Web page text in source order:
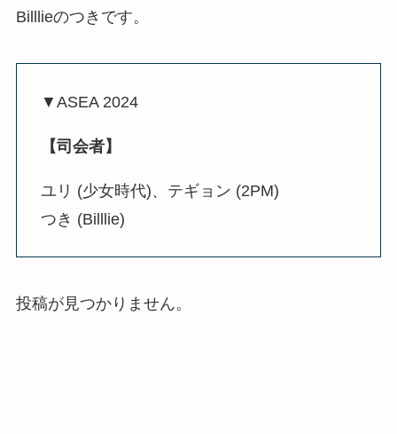
Billlieのつきです。
▼ASEA 2024
【司会者】
ユリ (少女時代)、テギョン (2PM)
つき (Billlie)
投稿が見つかりません。